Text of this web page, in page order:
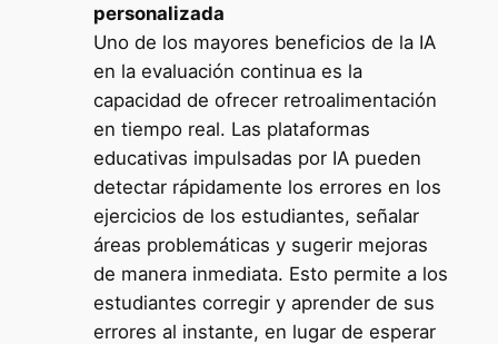
personalizada
Uno de los mayores beneficios de la IA
en la evaluación continua es la
capacidad de ofrecer retroalimentación
en tiempo real. Las plataformas
educativas impulsadas por IA pueden
detectar rápidamente los errores en los
ejercicios de los estudiantes, señalar
áreas problemáticas y sugerir mejoras
de manera inmediata. Esto permite a los
estudiantes corregir y aprender de sus
errores al instante, en lugar de esperar